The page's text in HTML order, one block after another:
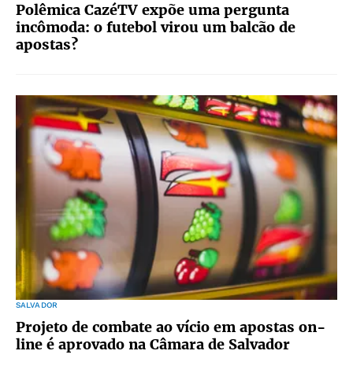
Polêmica CazéTV expõe uma pergunta
incômoda: o futebol virou um balcão de
apostas?
SALVADOR
Projeto de combate ao vício em apostas on-
line é aprovado na Câmara de Salvador